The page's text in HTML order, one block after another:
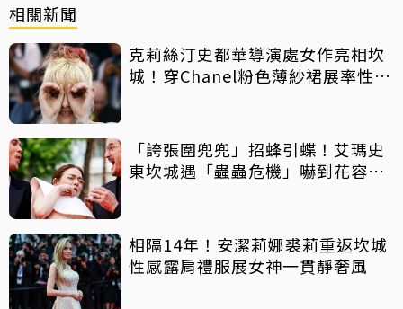
相關新聞
克莉絲汀史都華導演處女作亮相坎
城！穿Chanel粉色薄紗裙展率性俏
「誇張圍兜兜」招蜂引蝶！艾瑪史
東坎城遇「蟲蟲危機」嚇到花容失
相隔14年！安潔莉娜裘莉重返坎城
性感露肩禮服展女神一貫靜奢風